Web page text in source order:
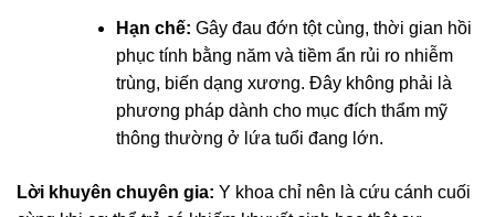
Hạn chế: Gây đau đớn tột cùng, thời gian hồi
phục tính bằng năm và tiềm ẩn rủi ro nhiễm
trùng, biến dạng xương. Đây không phải là
phương pháp dành cho mục đích thẩm mỹ
thông thường ở lứa tuổi đang lớn.
Lời khuyên chuyên gia: Y khoa chỉ nên là cứu cánh cuối